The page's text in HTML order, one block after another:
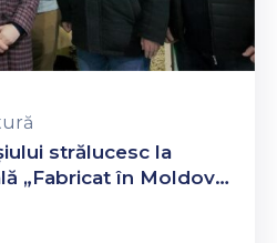
strălucesc la
„Fabricat în Moldova,